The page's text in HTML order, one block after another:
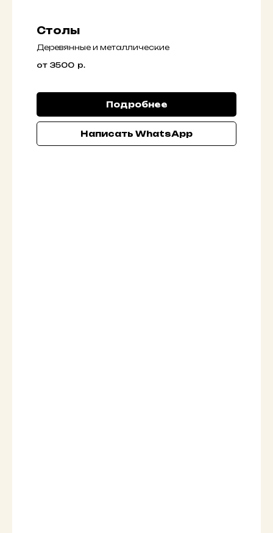
Столы
Деpевянныe и метaлличeскиe
от 3500 р.
Подробнее
Написать WhatsApp